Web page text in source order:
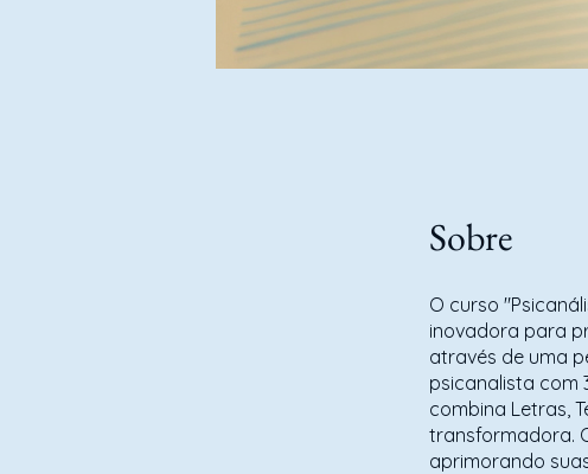
Sobre
O curso
inovadora para
através de uma
psicanalista com
combina Letras,
transformadora.
aprimorando